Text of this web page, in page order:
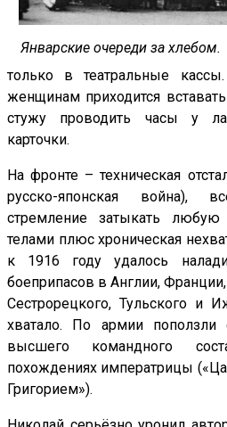
Январские очереди за хлебом.
только в театральные
женщинам приходится
стужу проводить часы у
карточки.
На фронте – техническая
русско-японская война),
стремление затыкать
телами плюс хроническая
к 1916 году удалось
боеприпасов в Англии,
Сестрорецкого, Тульского и
хватало. По армии поползли
высшего командного
похождениях императрицы
Григорием»).